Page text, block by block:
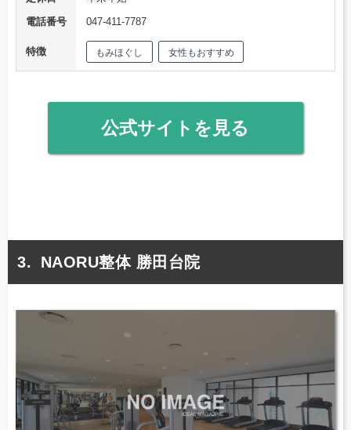
電話番号
047-411-7787
特徴 もみほぐし 女性もおすすめ
公式サイトを見る
NAORU整体 勝田台院